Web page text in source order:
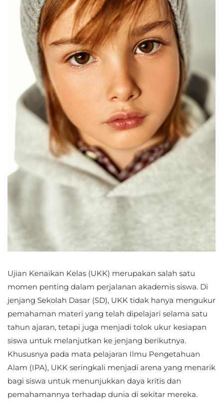
Ujian Kenaikan Kelas (UKK) merupakan salah satu
momen penting dalam perjalanan akademis siswa. Di
jenjang Sekolah Dasar (SD), UKK tidak hanya mengukur
pemahaman materi yang telah dipelajari selama satu
tahun ajaran, tetapi juga menjadi tolok ukur kesiapan
siswa untuk melanjutkan ke jenjang berikutnya.
Khususnya pada mata pelajaran Ilmu Pengetahuan
Alam (IPA), UKK seringkali menjadi arena yang menarik
bagi siswa untuk menunjukkan daya kritis dan
pemahamannya terhadap dunia di sekitar mereka.